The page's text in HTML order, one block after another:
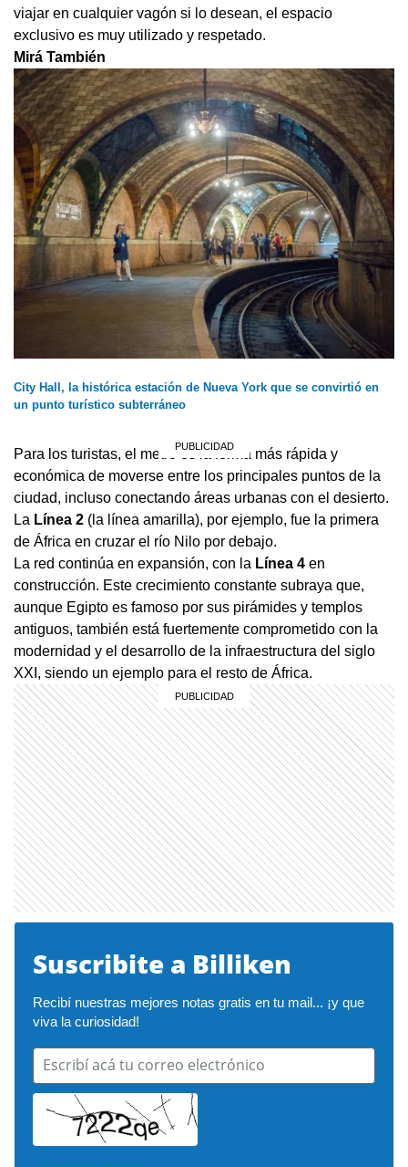
viajar en cualquier vagón si lo desean, el espacio
exclusivo es muy utilizado y respetado.
Mirá También
City Hall, la histórica estación de Nueva York que se convirtió en
un punto turístico subterráneo
Para los turistas, el metro es la forma más rápida y
económica de moverse entre los principales puntos de la
ciudad, incluso conectando áreas urbanas con el desierto.
La Línea 2 (la línea amarilla), por ejemplo, fue la primera
de África en cruzar el río Nilo por debajo.
La red continúa en expansión, con la Línea 4 en
construcción. Este crecimiento constante subraya que,
aunque Egipto es famoso por sus pirámides y templos
antiguos, también está fuertemente comprometido con la
modernidad y el desarrollo de la infraestructura del siglo
XXI, siendo un ejemplo para el resto de África.
Suscribite a Billiken
Recibí nuestras mejores notas gratis en tu mail... ¡y que
viva la curiosidad!
Escribí acá tu correo electrónico